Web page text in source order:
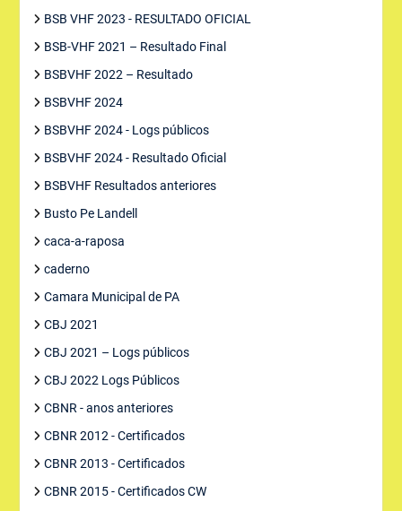
BSB VHF 2023 - RESULTADO OFICIAL
BSB-VHF 2021 – Resultado Final
BSBVHF 2022 – Resultado
BSBVHF 2024
BSBVHF 2024 - Logs públicos
BSBVHF 2024 - Resultado Oficial
BSBVHF Resultados anteriores
Busto Pe Landell
caca-a-raposa
caderno
Camara Municipal de PA
CBJ 2021
CBJ 2021 – Logs públicos
CBJ 2022 Logs Públicos
CBNR - anos anteriores
CBNR 2012 - Certificados
CBNR 2013 - Certificados
CBNR 2015 - Certificados CW